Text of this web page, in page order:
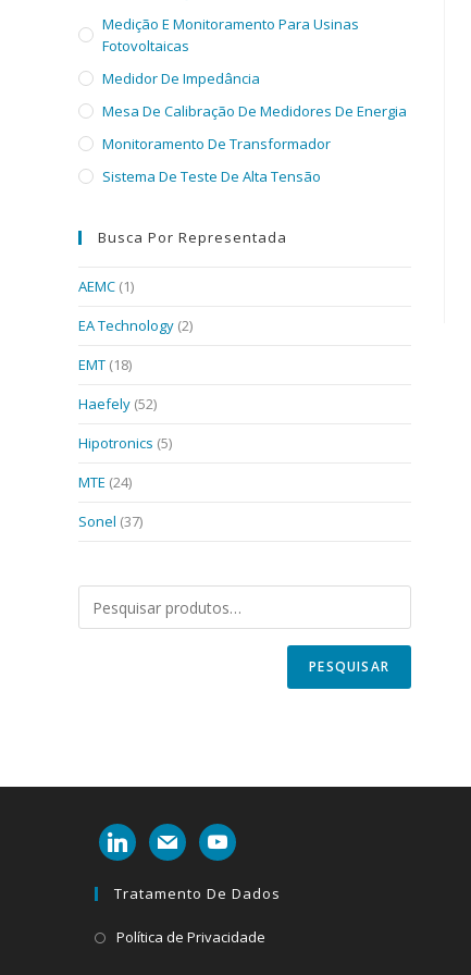
Medição E Monitoramento Para Usinas
Fotovoltaicas
Medidor De Impedância
Mesa De Calibração De Medidores De Energia
Monitoramento De Transformador
Sistema De Teste De Alta Tensão
Busca Por Representada
AEMC (1)
EA Technology (2)
EMT (18)
Haefely (52)
Hipotronics (5)
MTE (24)
Sonel (37)
PESQUISAR
linkedinmail youtube
Tratamento De Dados
Política de Privacidade